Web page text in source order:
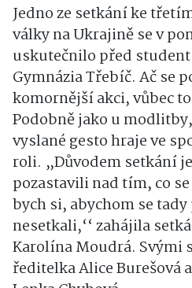
Jedno ze setkání ke
války na Ukrajině se v
uskutečnilo před
Gymnázia Třebíč. Ač se
komornější akci, vůbec
Podobně jako u
vyslané gesto hraje ve
roli. „Důvodem setkání
pozastavili nad tím, co
bych si, abychom se
nesetkali,‘‘ zahájila
Karolína Moudrá. Svými
ředitelka Alice Burešová